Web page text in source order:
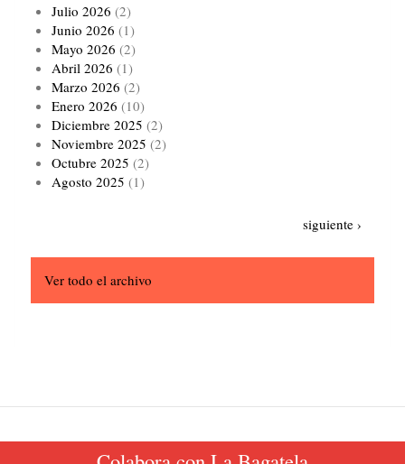
Julio 2026 (2)
Junio 2026 (1)
Mayo 2026 (2)
Abril 2026 (1)
Marzo 2026 (2)
Enero 2026 (10)
Diciembre 2025 (2)
Noviembre 2025 (2)
Octubre 2025 (2)
Agosto 2025 (1)
Siguiente
siguiente ›
Ver todo el archivo